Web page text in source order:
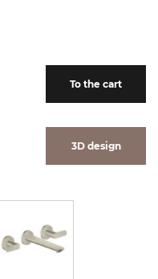
To the cart
3D design